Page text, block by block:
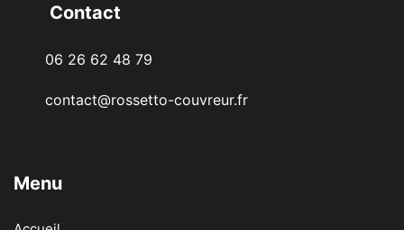
Contact
06 26 62 48 79
contact@rossetto-couvreur.fr
Menu